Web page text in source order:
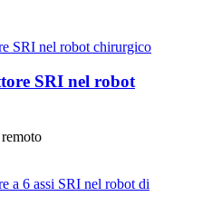
SRI nel robot